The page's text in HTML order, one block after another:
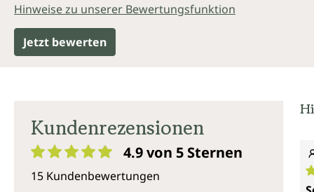
Hinweise zu unserer Bewertungsfunktion
Jetzt bewerten
Kundenrezensionen
4.9 von 5 Sternen
15 Kundenbewertungen